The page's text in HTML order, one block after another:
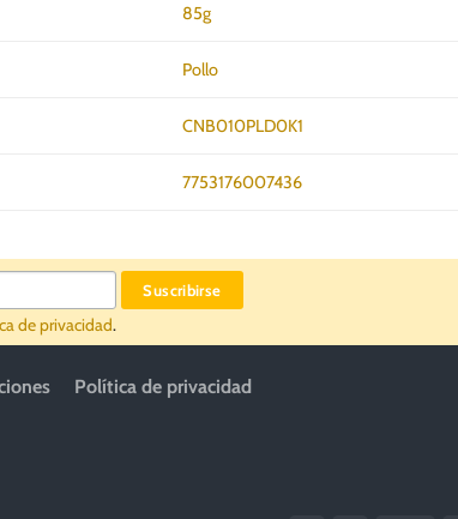
85g
Pollo
CNB010PLD0K1
7753176007436
de privacidad.
Política de privacidad